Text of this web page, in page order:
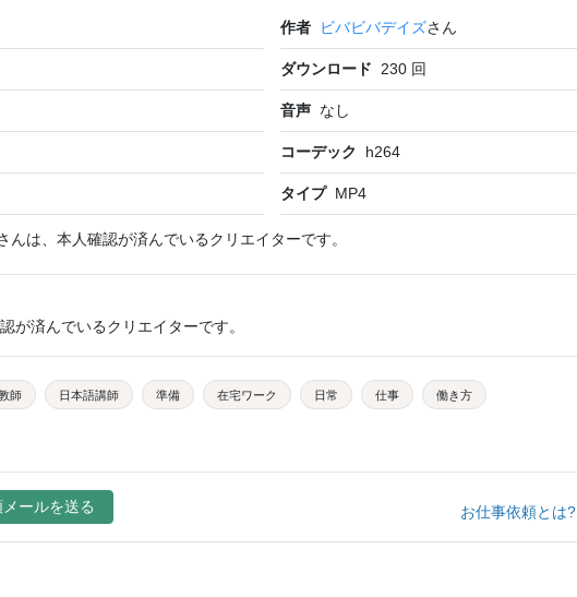
作者 ビバビバデイズさん
ダウンロード 230 回
音声 なし
コーデック h264
タイプ MP4
んは、本人確認が済んでいるクリエイターです。
が済んでいるクリエイターです。
師 日本語講師 準備 在宅ワーク 日常 仕事 働き方
ールを送る お仕事依頼とは?